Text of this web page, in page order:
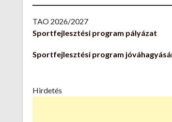
TAO 2026/2027
Sportfejlesztési program pályázat
Sportfejlesztési program
Hirdetés